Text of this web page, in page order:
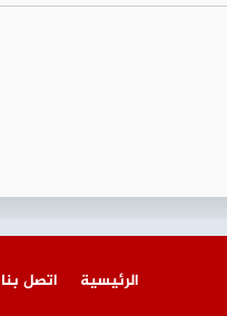
اتصل بنا الرئيسية